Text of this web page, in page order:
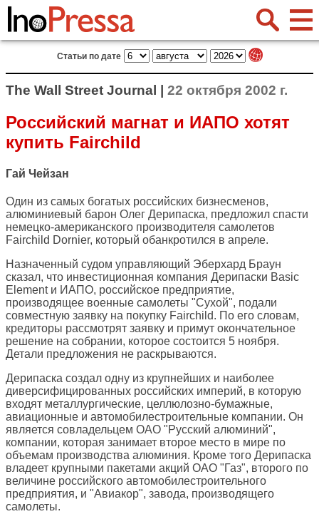
Статьи по дате
The Wall Street Journal | 22 октября 2002 г.
Российский магнат и ИАПО хотят
купить Fairchild
Гай Чейзан
Один из самых богатых российских бизнесменов,
алюминиевый барон Олег Дерипаска, предложил спасти
немецко-американского производителя самолетов
Fairchild Dornier, который обанкротился в апреле.
Назначенный судом управляющий Эберхард Браун
сказал, что инвестиционная компания Дерипаски Basic
Element и ИАПО, российское предприятие,
производящее военные самолеты "Сухой", подали
совместную заявку на покупку Fairchild. По его словам,
кредиторы рассмотрят заявку и примут окончательное
решение на собрании, которое состоится 5 ноября.
Детали предложения не раскрываются.
Дерипаска создал одну из крупнейших и наиболее
диверсифицированных российских империй, в которую
входят металлургические, целлюлозно-бумажные,
авиационные и автомобилестроительные компании. Он
является совладельцем ОАО "Русский алюминий",
компании, которая занимает второе место в мире по
объемам производства алюминия. Кроме того Дерипаска
владеет крупными пакетами акций ОАО "Газ", второго по
величине российского автомобилестроительного
предприятия, и "Авиакор", завода, производящего
самолеты.